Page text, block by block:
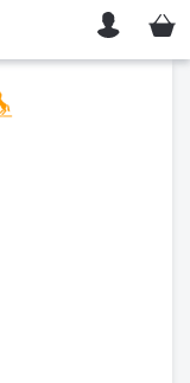
Mein